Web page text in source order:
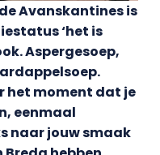
Avanskantines is
‘het is
Aspergesoep,
het moment dat je
eenmaal
naar jouw smaak